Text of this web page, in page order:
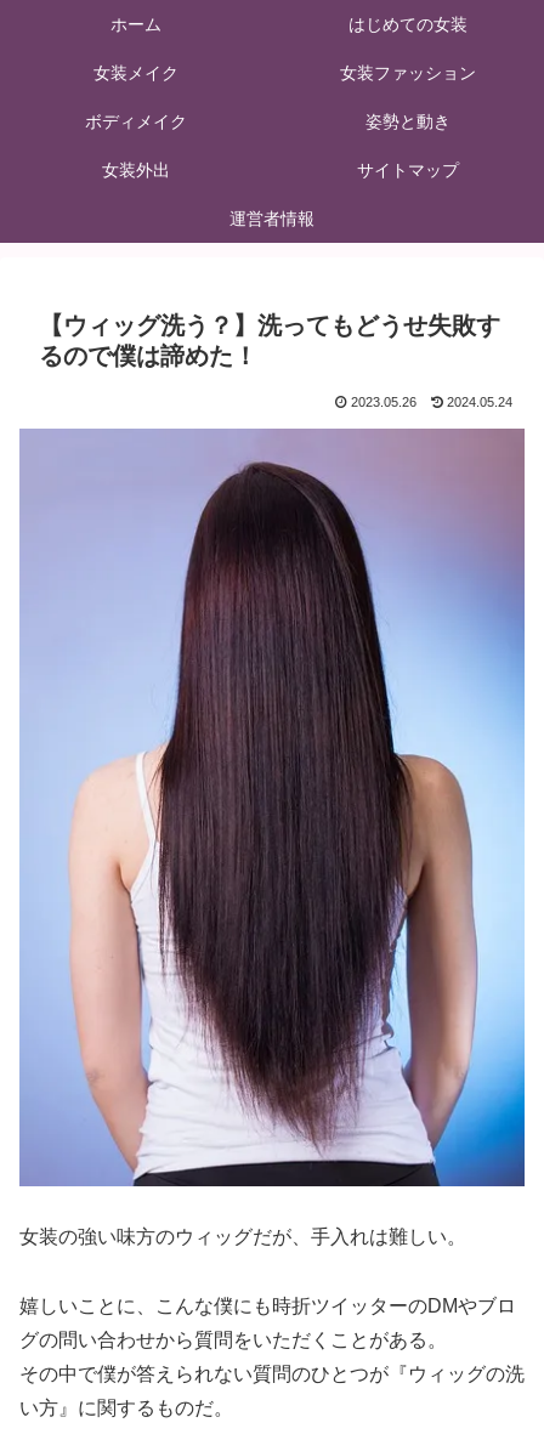
ホーム はじめての女装
女装メイク 女装ファッション
ボディメイク 姿勢と動き
女装外出 サイトマップ
運営者情報
【ウィッグ洗う？】洗ってもどうせ失敗す
るので僕は諦めた！
2023.05.26 2024.05.24
女装の強い味方のウィッグだが、手入れは難しい。
嬉しいことに、こんな僕にも時折ツイッターのDMやブロ
グの問い合わせから質問をいただくことがある。
その中で僕が答えられない質問のひとつが『ウィッグの洗
い方』に関するものだ。